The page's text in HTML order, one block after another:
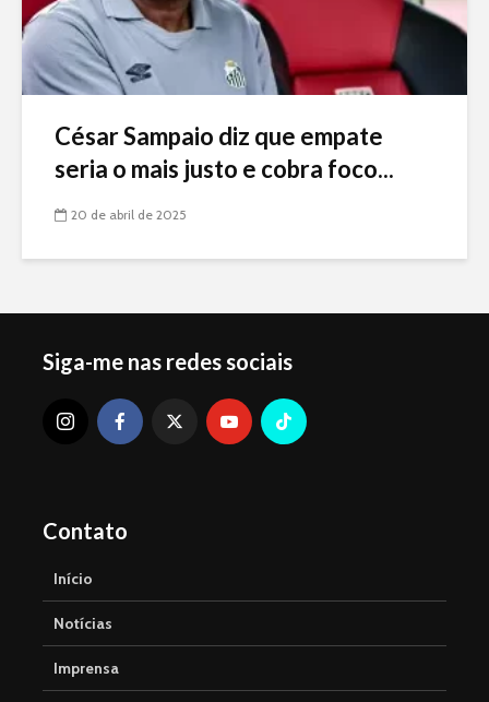
César Sampaio diz que empate
seria o mais justo e cobra foco...
20 de abril de 2025
Siga-me nas redes sociais
Contato
Início
Notícias
Imprensa